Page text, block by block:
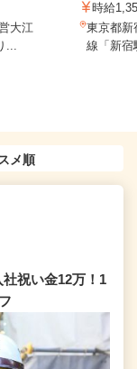
大江
時給
東京都新
線「新宿
祝い金12万！1